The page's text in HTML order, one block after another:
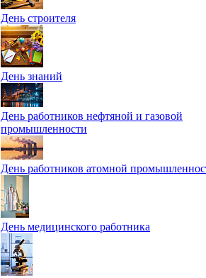
День строителя
День знаний
День работников нефтяной и газовой
промышленности
День работников атомной
День медицинского работника